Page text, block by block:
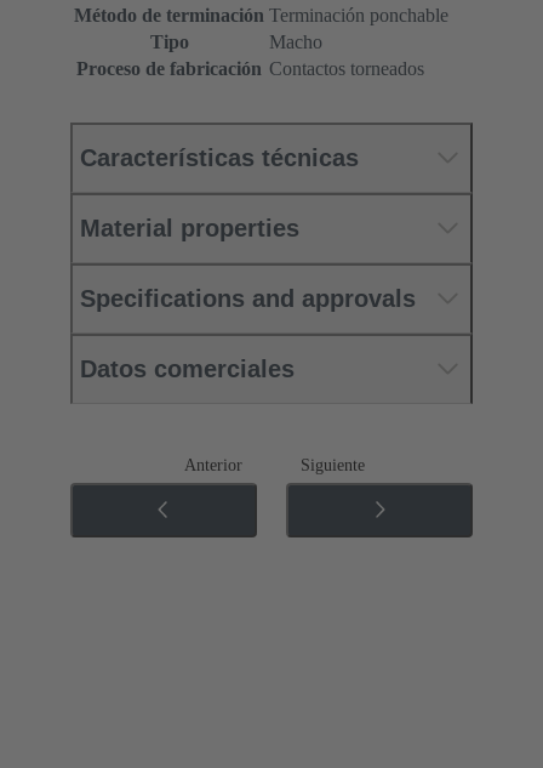
Método de terminación Terminación ponchable
Tipo
Macho
Proceso de fabricación Contactos torneados
Características técnicas
Material properties
Specifications and approvals
Datos comerciales
Anterior Siguiente